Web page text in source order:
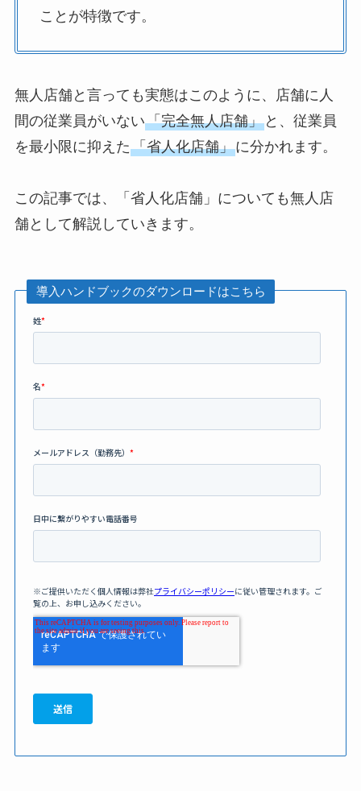
ことが特徴です。
無人店舗と言っても実態はこのように、店舗に人
間の従業員がいない「完全無人店舗」と、従業員
を最小限に抑えた「省人化店舗」に分かれます。
この記事では、「省人化店舗」についても無人店
舗として解説していきます。
導入ハンドブックのダウンロードはこちら